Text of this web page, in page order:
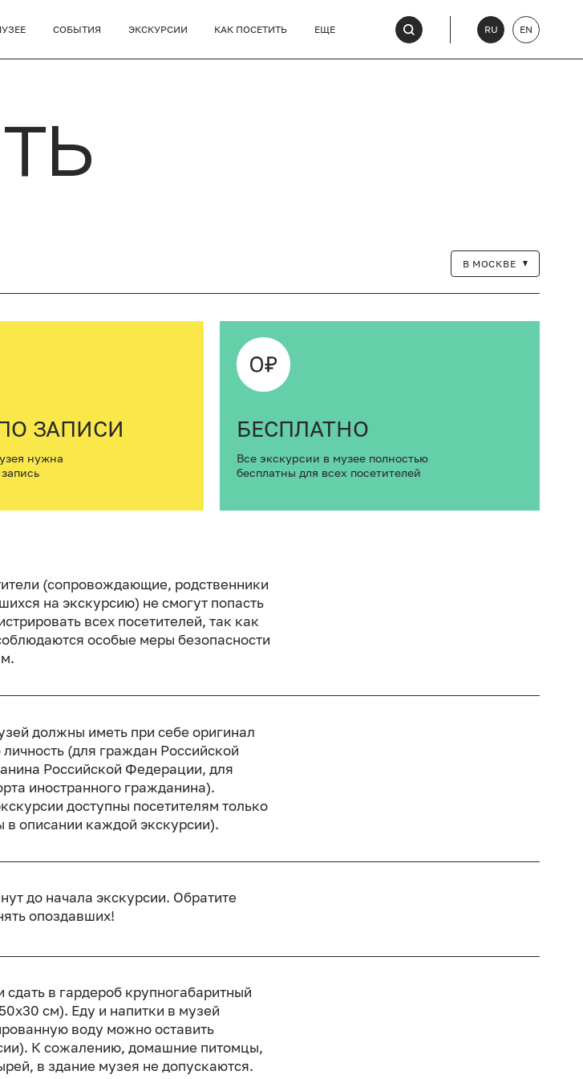
СОБЫТИЯ ЭКСКУРСИИ КАК ПОСЕТИТЬ ЕЩЕ RU EN
В МОСКВЕ
ЗАПИСИ
нужна
БЕСПЛАТНО
Все экскурсии в музее полностью
бесплатны для всех посетителей
(сопровождающие, родственники
на экскурсию) не смогут попасть
всех посетителей, так как
особые меры безопасности
должны иметь при себе оригинал
(для граждан Российской
Российской Федерации, для
иностранного гражданина).
доступны посетителям только
в описании каждой экскурсии).
до начала экскурсии. Обратите
опоздавших!
в гардероб крупногабаритный
см). Еду и напитки в музей
воду можно оставить
К сожалению, домашние питомцы,
в здание музея не допускаются.